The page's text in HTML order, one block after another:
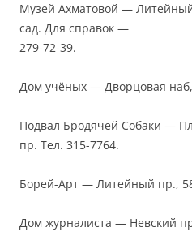
Музей Ахматовой —
сад. Для справок —
279-72-39.
Дом учёных — Дворцовая
Подвал Бродячей Собаки —
пр. Тел. 315-7764.
Борей-Арт — Литейный пр.,
Дом журналиста — Невский